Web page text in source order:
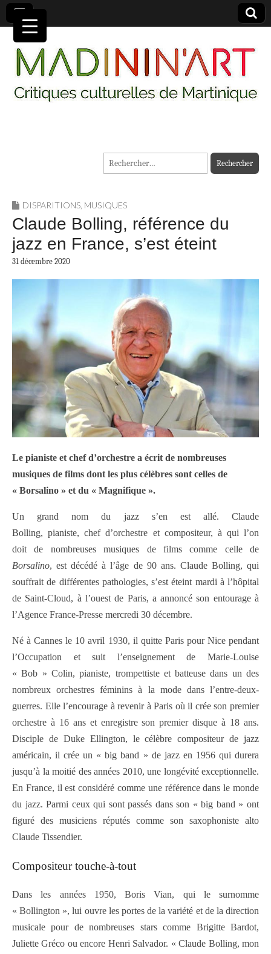
MADININ'ART
Rechercher :
DISPARITIONS, MUSIQUES
Claude Bolling, référence du
jazz en France, s’est éteint
31 décembre 2020
Le pianiste et chef d’orchestre a écrit de nombreuses
musiques de films dont les plus célèbres sont celles de
« Borsalino » et du « Magnifique ».
Un grand nom du jazz s’en est allé. Claude
Bolling, pianiste, chef d’orchestre et compositeur, à qui l’on
doit de nombreuses musiques de films comme celle de
Borsalino, est décédé à l’âge de 90 ans. Claude Bolling, qui
souffrait de différentes pathologies, s’est éteint mardi à l’hôpital
de Saint-Cloud, à l’ouest de Paris, a annoncé son entourage à
l’Agence France-Presse mercredi 30 décembre.
Né à Cannes le 10 avril 1930, il quitte Paris pour Nice pendant
l’Occupation et suit l’enseignement de Marie-Louise
« Bob » Colin, pianiste, trompettiste et batteuse dans un des
nombreux orchestres féminins à la mode dans l’entre-deux-
guerres. Elle l’encourage à revenir à Paris où il crée son premier
orchestre à 16 ans et enregistre son premier disque à 18 ans.
Disciple de Duke Ellington, le célèbre compositeur de jazz
américain, il crée un « big band » de jazz en 1956 qui durera
jusqu’à la moitié des années 2010, une longévité exceptionnelle.
En France, il est considéré comme une référence dans le monde
du jazz. Parmi ceux qui sont passés dans son « big band » ont
figuré des musiciens réputés comme son saxophoniste alto
Claude Tissendier.
Compositeur touche-à-tout
Dans les années 1950, Boris Vian, qui le surnomme
« Bollington », lui ouvre les portes de la variété et de la direction
musicale pour de nombreuses stars comme Brigitte Bardot,
Juliette Gréco ou encore Henri Salvador. « Claude Bolling, mon